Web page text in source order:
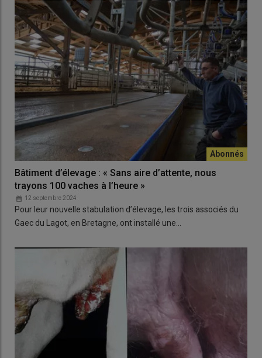
Bâtiment d’élevage : « Sans aire d’attente, nous
trayons 100 vaches à l’heure »
12 septembre 2024
Pour leur nouvelle stabulation d’élevage, les trois associés du
Gaec du Lagot, en Bretagne, ont installé une…